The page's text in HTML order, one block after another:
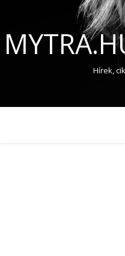
Hírek,